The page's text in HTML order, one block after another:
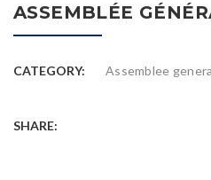
ASSEMBLÉE
CATEGORY: Assemblee
SHARE: